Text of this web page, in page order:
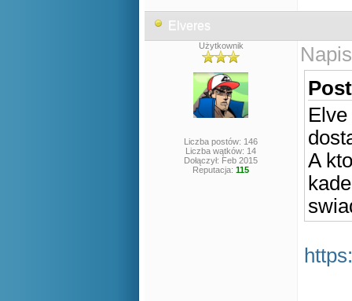
Elveres
Użytkownik
Liczba postów: 146
Liczba wątków: 14
Dołączył: Feb 2015
Reputacja: 115
A